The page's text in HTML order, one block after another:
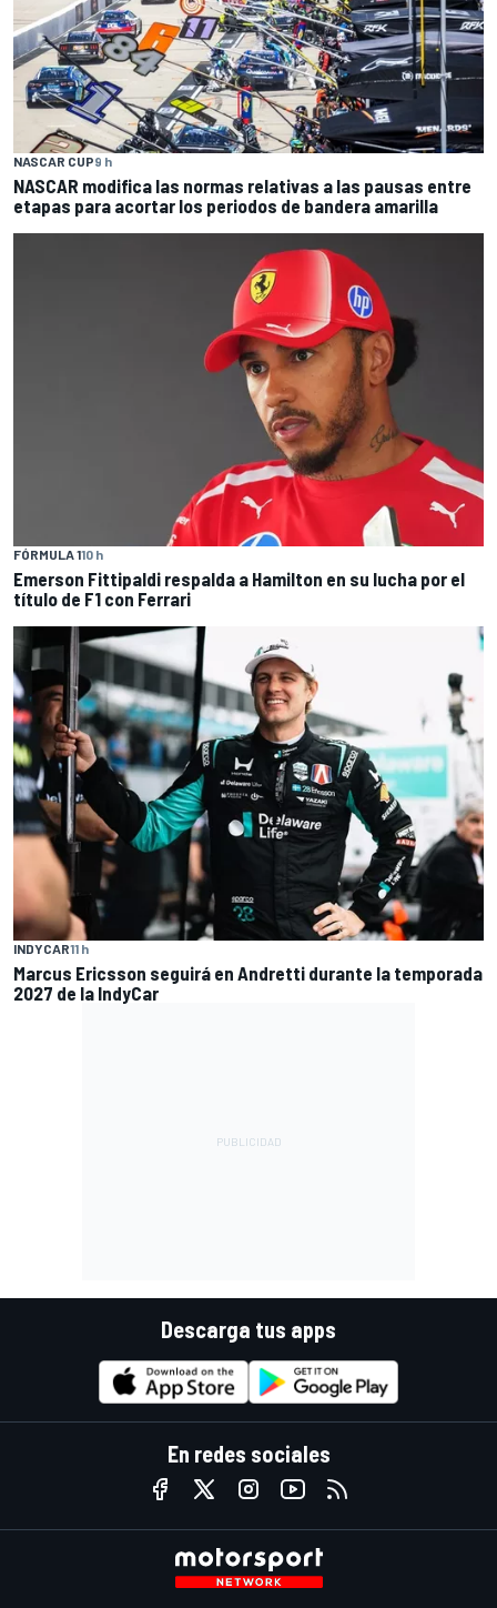
NASCAR CUP9 h
NASCAR modifica las normas relativas a las pausas entre
etapas para acortar los periodos de bandera amarilla
FÓRMULA 110 h
Emerson Fittipaldi respalda a Hamilton en su lucha por el
título de F1 con Ferrari
INDYCAR11 h
Marcus Ericsson seguirá en Andretti durante la temporada
2027 de la IndyCar
Descarga tus apps
En redes sociales